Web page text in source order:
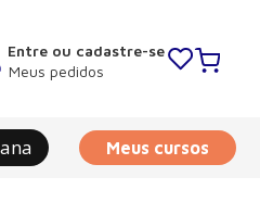
Entre ou cadastre-se
Meus pedidos
Meus cursos